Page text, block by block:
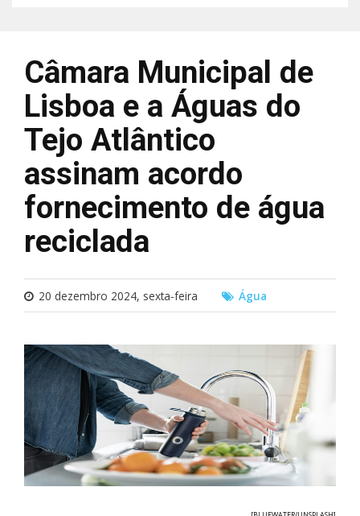
Câmara Municipal de
Lisboa e a Águas do
Tejo Atlântico
assinam acordo
fornecimento de água
reciclada
20 dezembro 2024, sexta-feira Água